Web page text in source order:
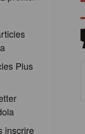
Plus
inscrire